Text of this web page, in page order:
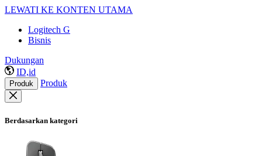
LEWATI KE KONTEN UTAMA
Logitech G
Bisnis
Dukungan
ID,id
Produk Produk
Berdasarkan kategori